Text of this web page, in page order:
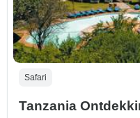
Safari
Tanzania